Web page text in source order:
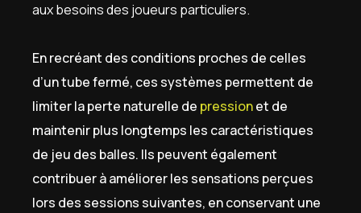
aux besoins des joueurs particuliers.
En recréant des conditions proches de celles
d’un tube fermé, ces systèmes permettent de
limiter la perte naturelle de pressionet de
maintenir plus longtemps les caractéristiques
de jeu des balles. Ils peuvent également
contribuer à améliorer les sensations perçues
lors des sessions suivantes, en conservant une